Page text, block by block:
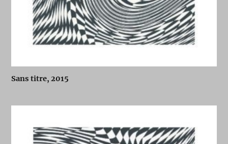
Sans titre, 2015